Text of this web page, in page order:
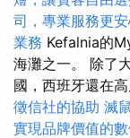
司，專業服務更
業務 Kefalnia的
海灘之一。 除了
國，西班牙還在
徵信社的協助 滅
實現品牌價值的